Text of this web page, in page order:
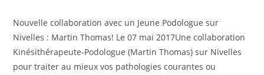
Nouvelle collaboration avec un Jeune Podologue sur
Nivelles : Martin Thomas! Le 07 mai 2017Une collaboration
Kinésithérapeute-Podologue (Martin Thomas) sur Nivelles
pour traiter au mieux vos pathologies courantes ou